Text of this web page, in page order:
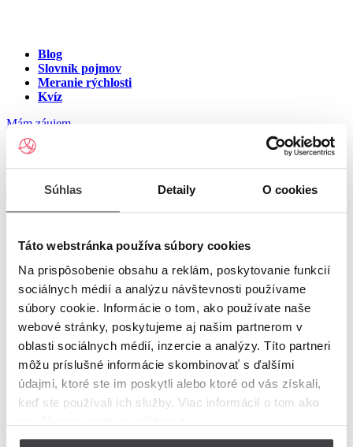
Súhlas Detaily O cookies
Táto webstránka používa súbory cookies
Na prispôsobenie obsahu a reklám, poskytovanie funkcií
sociálnych médií a analýzu návštevnosti používame
súbory cookie. Informácie o tom, ako používate naše
webové stránky, poskytujeme aj našim partnerom v
oblasti sociálnych médií, inzercie a analýzy. Títo partneri
môžu príslušné informácie skombinovať s ďalšími
údajmi, ktoré ste im poskytli alebo ktoré od vás získali,
keď ste používali ich služby. Viac informácií o tom ako
Blog
Slovník pojmov
Meranie rýchlosti
Kvíz
Mám záujem
Internet v meste Spišské
Hanušovce
Zadajte ulicu a číslo pre zobrazenie ponuky internetu v meste
Zadajte ulicu a číslopre zobrazenie ponuky internetu v lokalite
Spišské Hanušovce
Zoznam ulíc v meste Spišské Hanušovce
Ulica
Bohužiaľ, nedisponujeme zoznamom dostupných ulíc v danom
meste
© Copyright 2026 Nastavenia cookies